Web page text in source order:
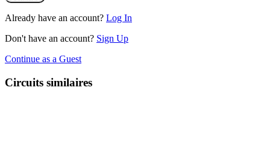
Already have an account? Log In
Don't have an account? Sign Up
Continue as a Guest
Circuits similaires